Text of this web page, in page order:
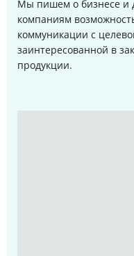
Мы пишем о бизнесе и
компаниям
коммуникации с
заинтересованной в
продукции.